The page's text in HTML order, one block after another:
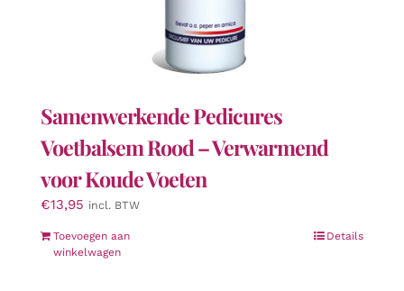
Samenwerkende Pedicures
Voetbalsem Rood – Verwarmend
voor Koude Voeten
€13,95 incl. BTW
Toevoegen aan
winkelwagen
Details